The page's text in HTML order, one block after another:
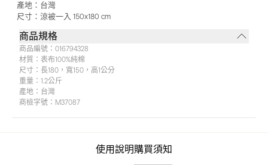
產地：台灣
尺寸：涼被一入 150x180 cm
商品規格
商品編號： 016794328
材質： 表布100%純棉
尺寸： 長180，寬150，高1公分
重量： 1.2公斤
產地： 台灣
商檢字號： M37087
使用說明購買須知